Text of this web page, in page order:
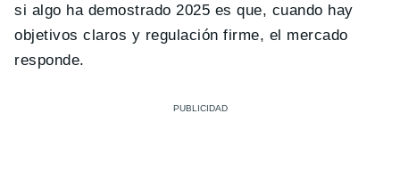
si algo ha demostrado 2025 es que, cuando hay
objetivos claros y regulación firme, el mercado
responde.